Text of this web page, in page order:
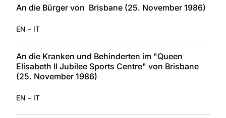
An die Bürger von Brisbane (25. November 1986)
EN - IT
An die Kranken und Behinderten im "Queen
Elisabeth II Jubilee Sports Centre" von Brisbane
(25. November 1986)
EN - IT